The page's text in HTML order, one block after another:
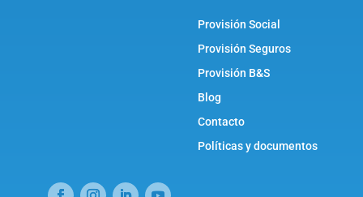
Provisión Social
Provisión Seguros
Provisión B&S
Blog
Contacto
Políticas y documentos